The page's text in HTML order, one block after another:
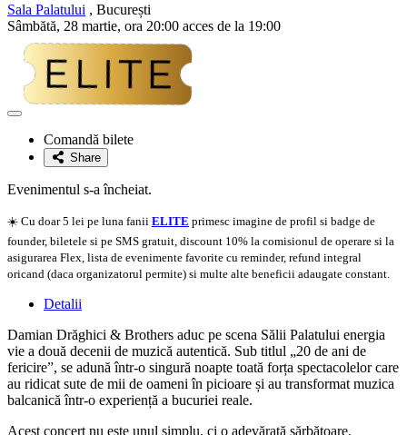
Sala Palatului , București
Sâmbătă, 28 martie, ora 20:00 acces de la 19:00
Adaugă
favoriteComandă bilete
Share
Evenimentul s-a încheiat.
☀️ Cu doar 5 lei pe luna fanii ELITE primesc imagine de profil si badge de
founder, biletele si pe SMS gratuit, discount 10% la comisionul de operare si la
asigurarea Flex, lista de evenimente favorite cu reminder, refund integral
oricand (daca organizatorul permite) si multe alte beneficii adaugate constant.
Detalii
Damian Drăghici & Brothers aduc pe scena Sălii Palatului energia
vie a două decenii de muzică autentică. Sub titlul „20 de ani de
fericire”, se adună într-o singură noapte toată forța spectacolelor care
au ridicat sute de mii de oameni în picioare și au transformat muzica
balcanică într-o experiență a bucuriei reale.
Acest concert nu este unul simplu, ci o adevărată sărbătoare.